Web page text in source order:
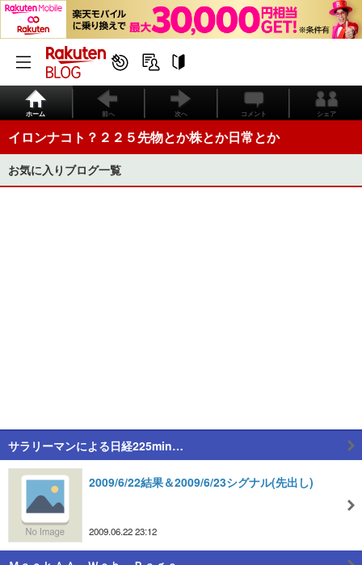
ホーム 前へ 次へ コメント シェア
イロンナコト？２２５先物とか株とか日常とか
お気に入りブログ一覧
サラリーマンによる日経225min…
2009/6/22結果＆2009/6/23シグナル(先出し)
2009.06.22 23:12